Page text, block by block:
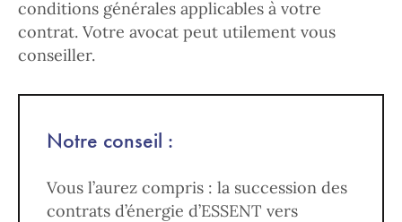
conditions générales applicables à votre
contrat. Votre avocat peut utilement vous
conseiller.
Notre conseil :
Vous l’aurez compris : la succession des
contrats d’énergie d’ESSENT vers